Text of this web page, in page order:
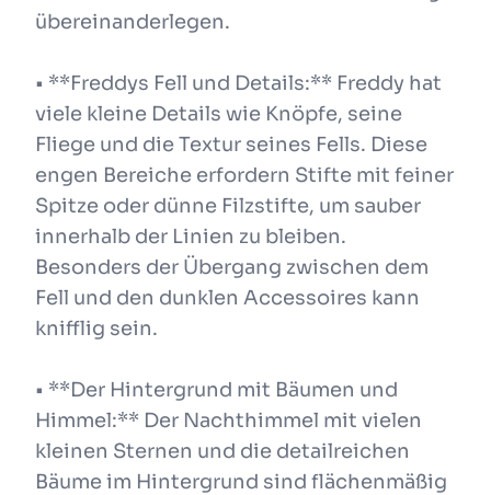
übereinanderlegen.
• **Freddys Fell und Details:** Freddy hat
viele kleine Details wie Knöpfe, seine
Fliege und die Textur seines Fells. Diese
engen Bereiche erfordern Stifte mit feiner
Spitze oder dünne Filzstifte, um sauber
innerhalb der Linien zu bleiben.
Besonders der Übergang zwischen dem
Fell und den dunklen Accessoires kann
knifflig sein.
• **Der Hintergrund mit Bäumen und
Himmel:** Der Nachthimmel mit vielen
kleinen Sternen und die detailreichen
Bäume im Hintergrund sind flächenmäßig